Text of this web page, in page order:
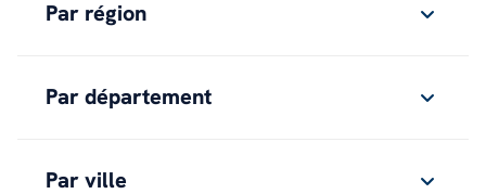
Par région
Par département
Par ville